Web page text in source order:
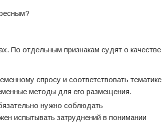
По отдельным признакам судят о качестве
спросу и соответствовать тематике
методы для его размещения.
нужно соблюдать
испытывать затруднений в понимании